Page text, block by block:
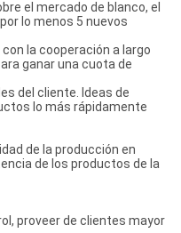
el mercado de blanco, el
lo menos 5 nuevos
la cooperación a largo
ganar una cuota de
del cliente. Ideas de
lo más rápidamente
de la producción en
de los productos de la
proveer de clientes mayor